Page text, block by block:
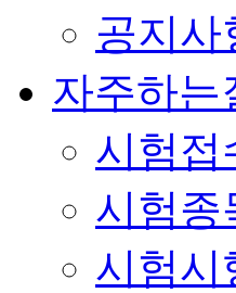
공지사
자주하는
시험접
시험종
시험시